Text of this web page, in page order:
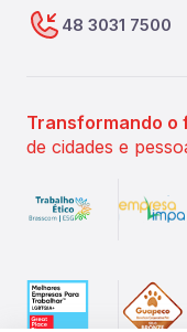
48 3031 7500
Transformando o
de cidades e